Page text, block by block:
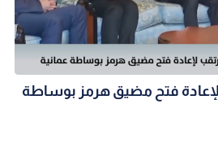
فتح مضيق هرمز بوساطة